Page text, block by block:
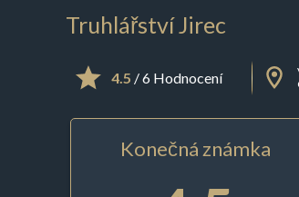
Truhlářství Jirec
4.5 / 6 Hodnocení
Konečná známka